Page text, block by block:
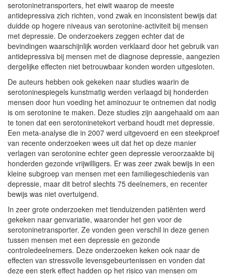
serotoninetransporters, het eiwit waarop de meeste
antidepressiva zich richten, vond zwak en inconsistent bewijs dat
duidde op hogere niveaus van serotonine-activiteit bij mensen
met depressie. De onderzoekers zeggen echter dat de
bevindingen waarschijnlijk worden verklaard door het gebruik van
antidepressiva bij mensen met de diagnose depressie, aangezien
dergelijke effecten niet betrouwbaar konden worden uitgesloten.
De auteurs hebben ook gekeken naar studies waarin de
serotoninespiegels kunstmatig werden verlaagd bij honderden
mensen door hun voeding het aminozuur te ontnemen dat nodig
is om serotonine te maken. Deze studies zijn aangehaald om aan
te tonen dat een serotoninetekort verband houdt met depressie.
Een meta-analyse die in 2007 werd uitgevoerd en een steekproef
van recente onderzoeken wees uit dat het op deze manier
verlagen van serotonine echter geen depressie veroorzaakte bij
honderden gezonde vrijwilligers. Er was zeer zwak bewijs in een
kleine subgroep van mensen met een familiegeschiedenis van
depressie, maar dit betrof slechts 75 deelnemers, en recenter
bewijs was niet overtuigend.
In zeer grote onderzoeken met tienduizenden patiënten werd
gekeken naar genvariatie, waaronder het gen voor de
serotoninetransporter. Ze vonden geen verschil in deze genen
tussen mensen met een depressie en gezonde
controledeelnemers. Deze onderzoeken keken ook naar de
effecten van stressvolle levensgebeurtenissen en vonden dat
deze een sterk effect hadden op het risico van mensen om